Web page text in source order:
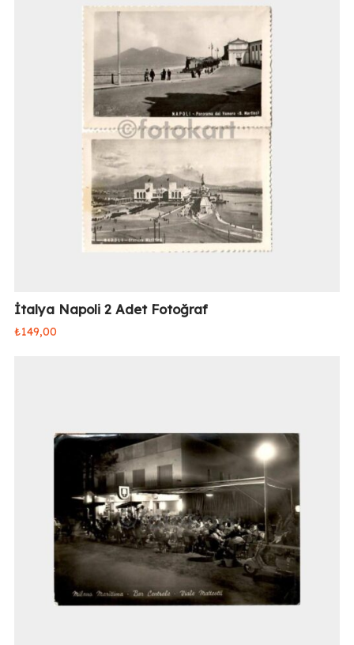
İtalya Napoli 2 Adet Fotoğraf
₺149,00